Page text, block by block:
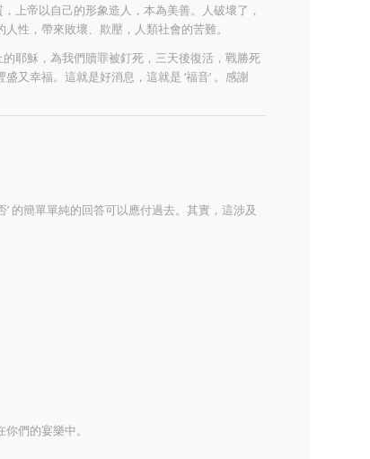
上帝以自己的形象造人，本為美善。人破壞了，
性，帶來敗壞、欺壓，人類社會的苦難。
耶穌，為我們贖罪被釘死，三天後復活，戰勝死
又幸福。這就是好消息，這就是 ‘福音’ 。感謝
的簡單單純的回答可以應付過去。其實，這涉及
們的宴樂中。